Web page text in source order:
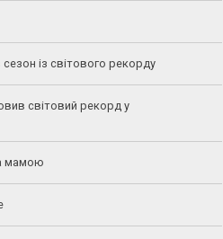
із світового рекорду
світовий рекорд у
мамою